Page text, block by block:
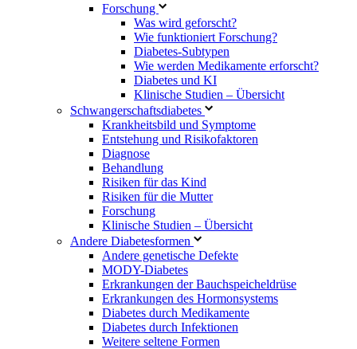
Forschung
Was wird geforscht?
Wie funktioniert Forschung?
Diabetes-Subtypen
Wie werden Medikamente erforscht?
Diabetes und KI
Klinische Studien – Übersicht
Schwangerschaftsdiabetes
Krankheitsbild und Symptome
Entstehung und Risikofaktoren
Diagnose
Behandlung
Risiken für das Kind
Risiken für die Mutter
Forschung
Klinische Studien – Übersicht
Andere Diabetesformen
Andere genetische Defekte
MODY-Diabetes
Erkrankungen der Bauchspeicheldrüse
Erkrankungen des Hormonsystems
Diabetes durch Medikamente
Diabetes durch Infektionen
Weitere seltene Formen